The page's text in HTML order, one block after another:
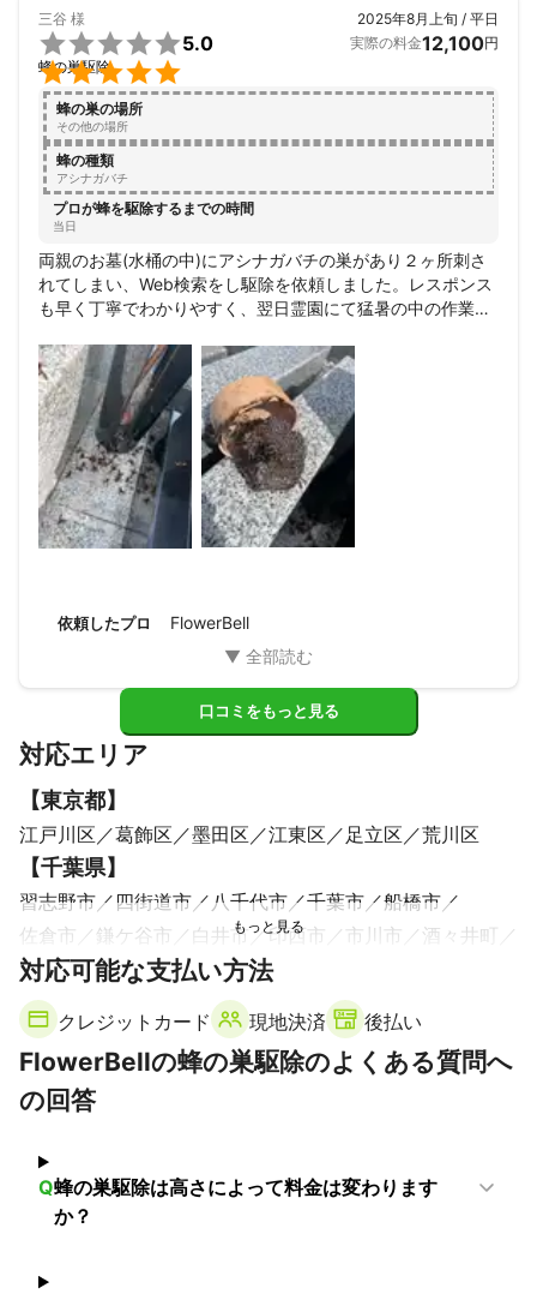
三谷 様


5.0
蜂の巣駆除
2025年8月上旬 / 平日
実際の料金12,100円
蜂の巣の場所
その他の場所
蜂の種類
アシナガバチ
プロが蜂を駆除するまでの時間
当日
両親のお墓(水桶の中)にアシナガバチの巣があり２ヶ所刺さ
れてしまい、Web検索をし駆除を依頼しました。レスポンス
も早く丁寧でわかりやすく、翌日霊園にて猛暑の中の作業、
回お願いして良かったです。ありがとうございました。
依頼したプロ FlowerBell
口コミをもっと見る
対応エリア
【東京都】
江戸川区 葛飾区 墨田区 江東区 足立区 荒川区
【千葉県】
習志野市 四街道市 八千代市 千葉市
船橋市
佐倉市
鎌ケ谷市 白井市 印西市 市川市
酒々井町
八街市
浦安市 松戸市 栄町
富里市
流山市 芝山町
大網白里市
山武市 袖ケ浦市 市原市
茂原市
九十九里町
木更津市 多古町 横芝光町
白子町
神崎町
長南町
【茨城県
利根町 取手市 河内町 龍ケ崎市 守谷市
牛久市
つくば市
対応可能な支払い方法
クレジットカード 現地決済 後払い
FlowerBellの蜂の巣駆除のよくある質問へ
の回答
Q蜂の巣駆除は高さによって料金は変わります
か？